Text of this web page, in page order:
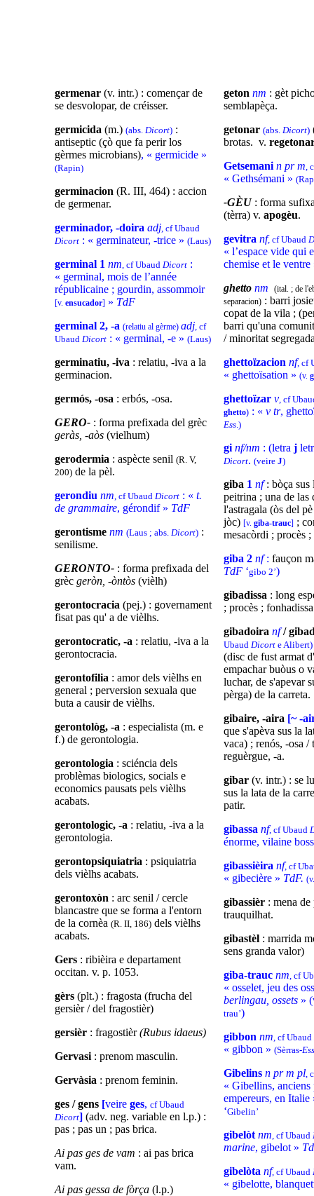
germenar (v. intr.) : començar de
se desvolopar, de créisser.
germicida (m.) (abs. Dicort) :
antiseptic (çò que fa perir los
gèrmes microbians), « germicide »
(Rapin)
germinacion (R. III, 464) : accion
de germenar.
germinador, -doira adj, cf Ubaud
Dicort : « germinateur, -trice » (Laus)
germinal 1 nm, cf Ubaud Dicort :
« germinal, mois de l’année
républicaine ; gourdin, assommoir
[v. ensucador] » TdF
germinal 2, -a (relatiu al gèrme) adj, cf
Ubaud Dicort : « germinal, -e » (Laus)
germinatiu, -iva : relatiu, -iva a la
germinacion.
germós, -osa : erbós, -osa.
GERO- : forma prefixada del grèc
geràs, -aòs (vielhum)
gerodermia : aspècte senil (R. V,
200) de la pèl.
gerondiu nm, cf Ubaud Dicort : « t.
de grammaire, gérondif » TdF
gerontisme nm (Laus ; abs. Dicort) :
senilisme.
GERONTO- : forma prefixada del
grèc geròn, -òntòs (vièlh)
gerontocracia (pej.) : governament
fisat pas qu' a de vièlhs.
gerontocratic, -a : relatiu, -iva a la
gerontocracia.
gerontofilia : amor dels vièlhs en
general ; perversion sexuala que
buta a causir de vièlhs.
gerontològ, -a : especialista (m. e
f.) de gerontologia.
gerontologia : sciéncia dels
problèmas biologics, socials e
economics pausats pels vièlhs
acabats.
gerontologic, -a : relatiu, -iva a la
gerontologia.
gerontopsiquiatria : psiquiatria
dels vièlhs acabats.
gerontoxòn : arc senil / cercle
blancastre que se forma a l'entorn
de la cornèa (R. II, 186) dels vièlhs
acabats.
Gers : ribièira e departament
occitan. v. p. 1053.
gèrs (plt.) : fragosta (frucha del
gersièr / del fragostièr)
gersièr : fragostièr(Rubus idaeus)
Gervasi : prenom masculin.
Gervàsia : prenom feminin.
ges / gens [veire ges, cf Ubaud
Dicort] (adv. neg. variable en l.p.) :
pas ; pas un ; pas brica.
Ai pas ges de vam : ai pas brica
vam.
Ai pas gessa de fòrça (l.p.)
geton nm : gèt
semblapèça.
getonar (abs. Dicort)
brotas. v.
Getsemani n pr m,
« Gethsémani »
-GÈU: forma
(tèrra) v. apogèu.
gevitra nf, cf Ubaud
« l’espace vide qui
chemise et le
ghetto nm
(ital. ; de
separacion) : barri
copat de la vila ;
barri qu'una
/ minoritat
ghettoïzacion nf, cf
« ghettoïsation » (v.
ghettoïzar v, cf
ghetto) : « v tr,
Ess.)
gi nf/nm : (letra j
Dicort. (veire J)
giba 1 nf: bòça sus
peitrina ; una de las
l'astragala (òs del
jòc) [v. giba-trauc] ;
mesacòrdi ; procès
giba 2 nf: fauçon
TdF ‘gibo 2’)
gibadissa : long
; procès ;
gibadoira nf /
Ubaud Dicort e Alibert)
(disc de fust armat
empachar buòus o
luchar, de s'apevar
pèrga) de la carreta.
gibaire, -aira [~ -
que s'apèva sus la
vaca) ; renós, -osa /
reguèrgue, -a.
gibar (v. intr.) : se
sus la lata de la
patir.
gibassa nf, cf Ubaud
énorme, vilaine
gibassièira nf, cf
« gibecière » TdF.
gibassièr : mena de
trauquilhat.
gibastèl : marrida
sens granda valor)
giba-trauc nm, cf
« osselet, jeu des
berlingau, ossets »
trau’)
gibbon nm, cf Ubaud
« gibbon » (Sèrras-Ess
Gibelins n pr m pl,
« Gibellins, anciens
empereurs, en
‘Gibelin’
gibelòt nm, cf Ubaud
marine, gibelot »
gibelòta nf, cf Ubaud
« gibelotte,